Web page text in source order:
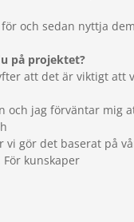
och sedan nyttja
på projektet?
att det är viktigt att
och jag förväntar mig
gör det baserat på
kunskaper